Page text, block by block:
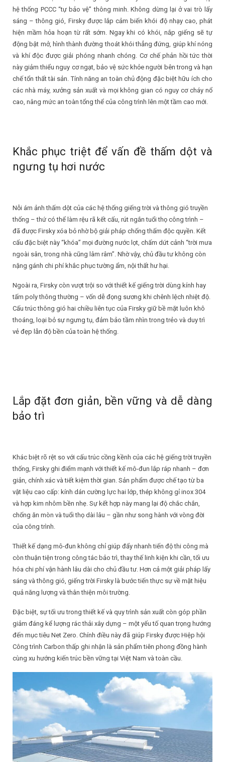
hệ thống PCCC “tự bảo vệ” thông minh. Không dừng lại ở vai trò lấy
sáng – thông gió, Firsky được lắp cảm biến khói độ nhạy cao, phát
hiện mầm hỏa hoạn từ rất sớm. Ngay khi có khói, nắp giếng sẽ tự
động bật mở, hình thành đường thoát khói thẳng đứng, giúp khí nóng
và khí độc được giải phóng nhanh chóng. Cơ chế phản hồi tức thời
này giảm thiểu nguy cơ ngạt, bảo vệ sức khỏe người bên trong và hạn
chế tổn thất tài sản. Tính năng an toàn chủ động đặc biệt hữu ích cho
các nhà máy, xưởng sản xuất và mọi không gian có nguy cơ cháy nổ
cao, nâng mức an toàn tổng thể của công trình lên một tầm cao mới.
Khắc phục triệt để vấn đề thấm dột và
ngưng tụ hơi nước
Nỗi ám ảnh thấm dột của các hệ thống giếng trời và thông gió truyền
thống – thứ có thể làm rệu rã kết cấu, rút ngắn tuổi thọ công trình –
đã được Firsky xóa bỏ nhờ bộ giải pháp chống thấm độc quyền. Kết
cấu đặc biệt này “khóa” mọi đường nước lọt, chấm dứt cảnh “trời mưa
ngoài sân, trong nhà cũng lâm râm”. Nhờ vậy, chủ đầu tư không còn
nặng gánh chi phí khắc phục tường ẩm, nội thất hư hại.
Ngoài ra, Firsky còn vượt trội so với thiết kế giếng trời dùng kính hay
tấm poly thông thường – vốn dễ đọng sương khi chênh lệch nhiệt độ.
Cấu trúc thông gió hai chiều liên tục của Firsky giữ bề mặt luôn khô
thoáng, loại bỏ sự ngưng tụ, đảm bảo tầm nhìn trong trẻo và duy trì
vẻ đẹp lẫn độ bền của toàn hệ thống.
Lắp đặt đơn giản, bền vững và dễ dàng
bảo trì
Khác biệt rõ rệt so với cấu trúc cồng kềnh của các hệ giếng trời truyền
thống, Firsky ghi điểm mạnh với thiết kế mô-đun lắp ráp nhanh – đơn
giản, chính xác và tiết kiệm thời gian. Sản phẩm được chế tạo từ ba
vật liệu cao cấp: kính dán cường lực hai lớp, thép không gỉ inox 304
và hợp kim nhôm bền nhẹ. Sự kết hợp này mang lại độ chắc chắn,
chống ăn mòn và tuổi thọ dài lâu – gần như song hành với vòng đời
của công trình.
Thiết kế dạng mô-đun không chỉ giúp đẩy nhanh tiến độ thi công mà
còn thuận tiện trong công tác bảo trì, thay thế linh kiện khi cần, tối ưu
hóa chi phí vận hành lâu dài cho chủ đầu tư. Hơn cả một giải pháp lấy
sáng và thông gió, giếng trời Firsky là bước tiến thực sự về mặt hiệu
quả năng lượng và thân thiện môi trường.
Đặc biệt, sự tối ưu trong thiết kế và quy trình sản xuất còn góp phần
giảm đáng kể lượng rác thải xây dựng – một yếu tố quan trọng hướng
đến mục tiêu Net Zero. Chính điều này đã giúp Firsky được Hiệp hội
Công trình Carbon thấp ghi nhận là sản phẩm tiên phong đồng hành
cùng xu hướng kiến trúc bền vững tại Việt Nam và toàn cầu.